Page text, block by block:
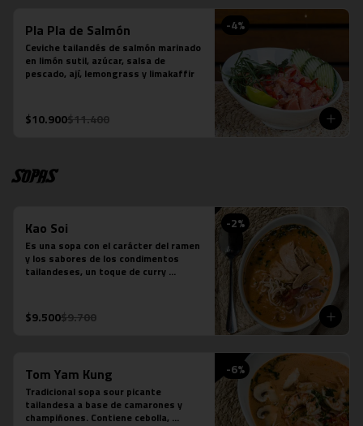
-4%
Pla Pla de Salmón
Ceviche tailandés de salmón marinado
en limón sutil, azúcar, salsa de
pescado, ají, lemongrass y limakaffir
$10.900$11.400
Sopas
-2%
Kao Soi
Es una sopa con el carácter del ramen
y los sabores de los condimentos
tailandeses, un toque de curry
de tocino, cilantro, repollo cocido,
cebolla morada, fideos de huevo y
$9.500$9.700
-6%
Tom Yam Kung
Tradicional sopa sour picante
tailandesa a base de camarones y
champiñones. Contiene cebolla,